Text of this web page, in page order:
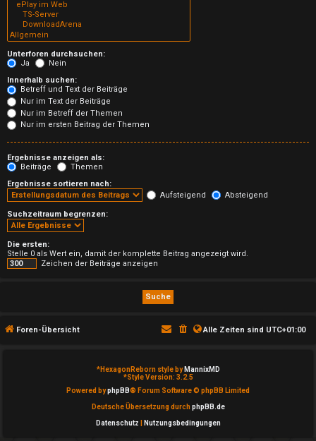
t
e
t
e
T
h
e
m
e
n
A
Unterforen durchsuchen:
Ja
Nein
Innerhalb suchen:
Betreff und Text der Beiträge
Nur im Text der Beiträge
Nur im Betreff der Themen
Nur im ersten Beitrag der Themen
Ergebnisse anzeigen als:
Beiträge
Themen
Ergebnisse sortieren nach:
Aufsteigend
Absteigend
Suchzeitraum begrenzen:
Die ersten:
Stelle 0 als Wert ein, damit der komplette Beitrag angezeigt wird.
Zeichen der Beiträge anzeigen
Foren-Übersicht Alle Zeiten sind UTC+01:00
*HexagonReborn style by MannixMD
*Style Version: 3.2.5
Powered byphpBB® Forum Software © phpBB Limited
Deutsche Übersetzung durch phpBB.de
Datenschutz Nutzungsbedingungen